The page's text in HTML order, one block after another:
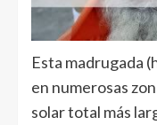
Esta madrugada
en numerosas
solar total más